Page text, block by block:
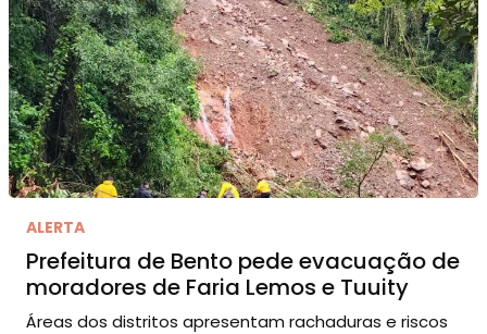
ALERTA
Prefeitura de Bento pede evacuação de
moradores de Faria Lemos e Tuuity
Áreas dos distritos apresentam rachaduras e riscos